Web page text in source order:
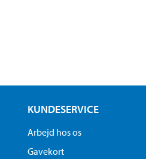
KUNDESERVICE
Arbejd hos os
Gavekort